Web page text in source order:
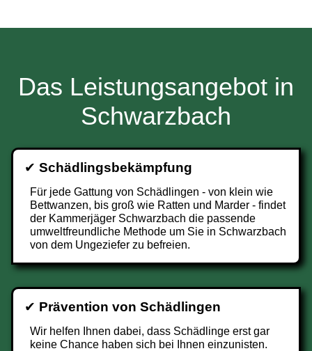
Das Leistungsangebot in
Schwarzbach
✔ Schädlingsbekämpfung
Für jede Gattung von Schädlingen - von klein wie
Bettwanzen, bis groß wie Ratten und Marder - findet
der Kammerjäger Schwarzbach die passende
umweltfreundliche Methode um Sie in Schwarzbach
von dem Ungeziefer zu befreien.
✔ Prävention von Schädlingen
Wir helfen Ihnen dabei, dass Schädlinge erst gar
keine Chance haben sich bei Ihnen einzunisten.